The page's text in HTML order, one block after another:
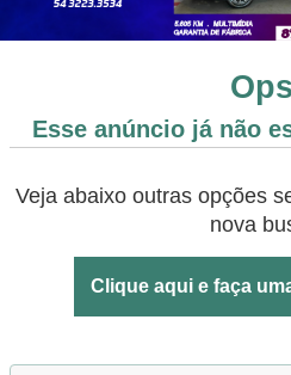
Esse anúncio já não
Veja abaixo outras opções
nova
Clique aqui e faça